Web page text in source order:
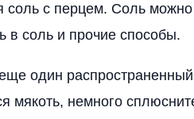
соль с перцем. Соль
в соль и прочие способы.
один
мякоть, немного